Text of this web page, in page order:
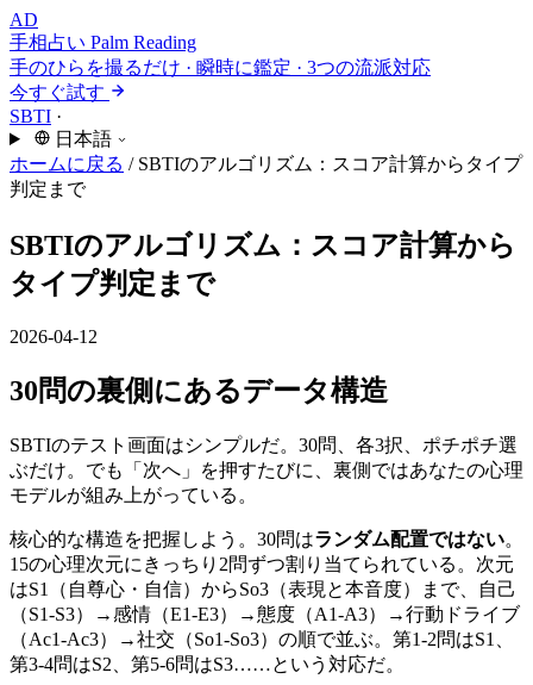
AD
手相占い Palm Reading
手のひらを撮るだけ · 瞬時に鑑定 · 3つの流派対応
今すぐ試す
SBTI ·
日本語
ホームに戻る / SBTIのアルゴリズム：スコア計算からタイプ
判定まで
SBTIのアルゴリズム：スコア計算から
タイプ判定まで
2026-04-12
30問の裏側にあるデータ構造
SBTIのテスト画面はシンプルだ。30問、各3択、ポチポチ選
ぶだけ。でも「次へ」を押すたびに、裏側ではあなたの心理
モデルが組み上がっている。
核心的な構造を把握しよう。30問はランダム配置ではない。
15の心理次元にきっちり2問ずつ割り当てられている。次元
はS1（自尊心・自信）からSo3（表現と本音度）まで、自己
（S1-S3）→感情（E1-E3）→態度（A1-A3）→行動ドライブ
（Ac1-Ac3）→社交（So1-So3）の順で並ぶ。第1-2問はS1、
第3-4問はS2、第5-6問はS3……という対応だ。